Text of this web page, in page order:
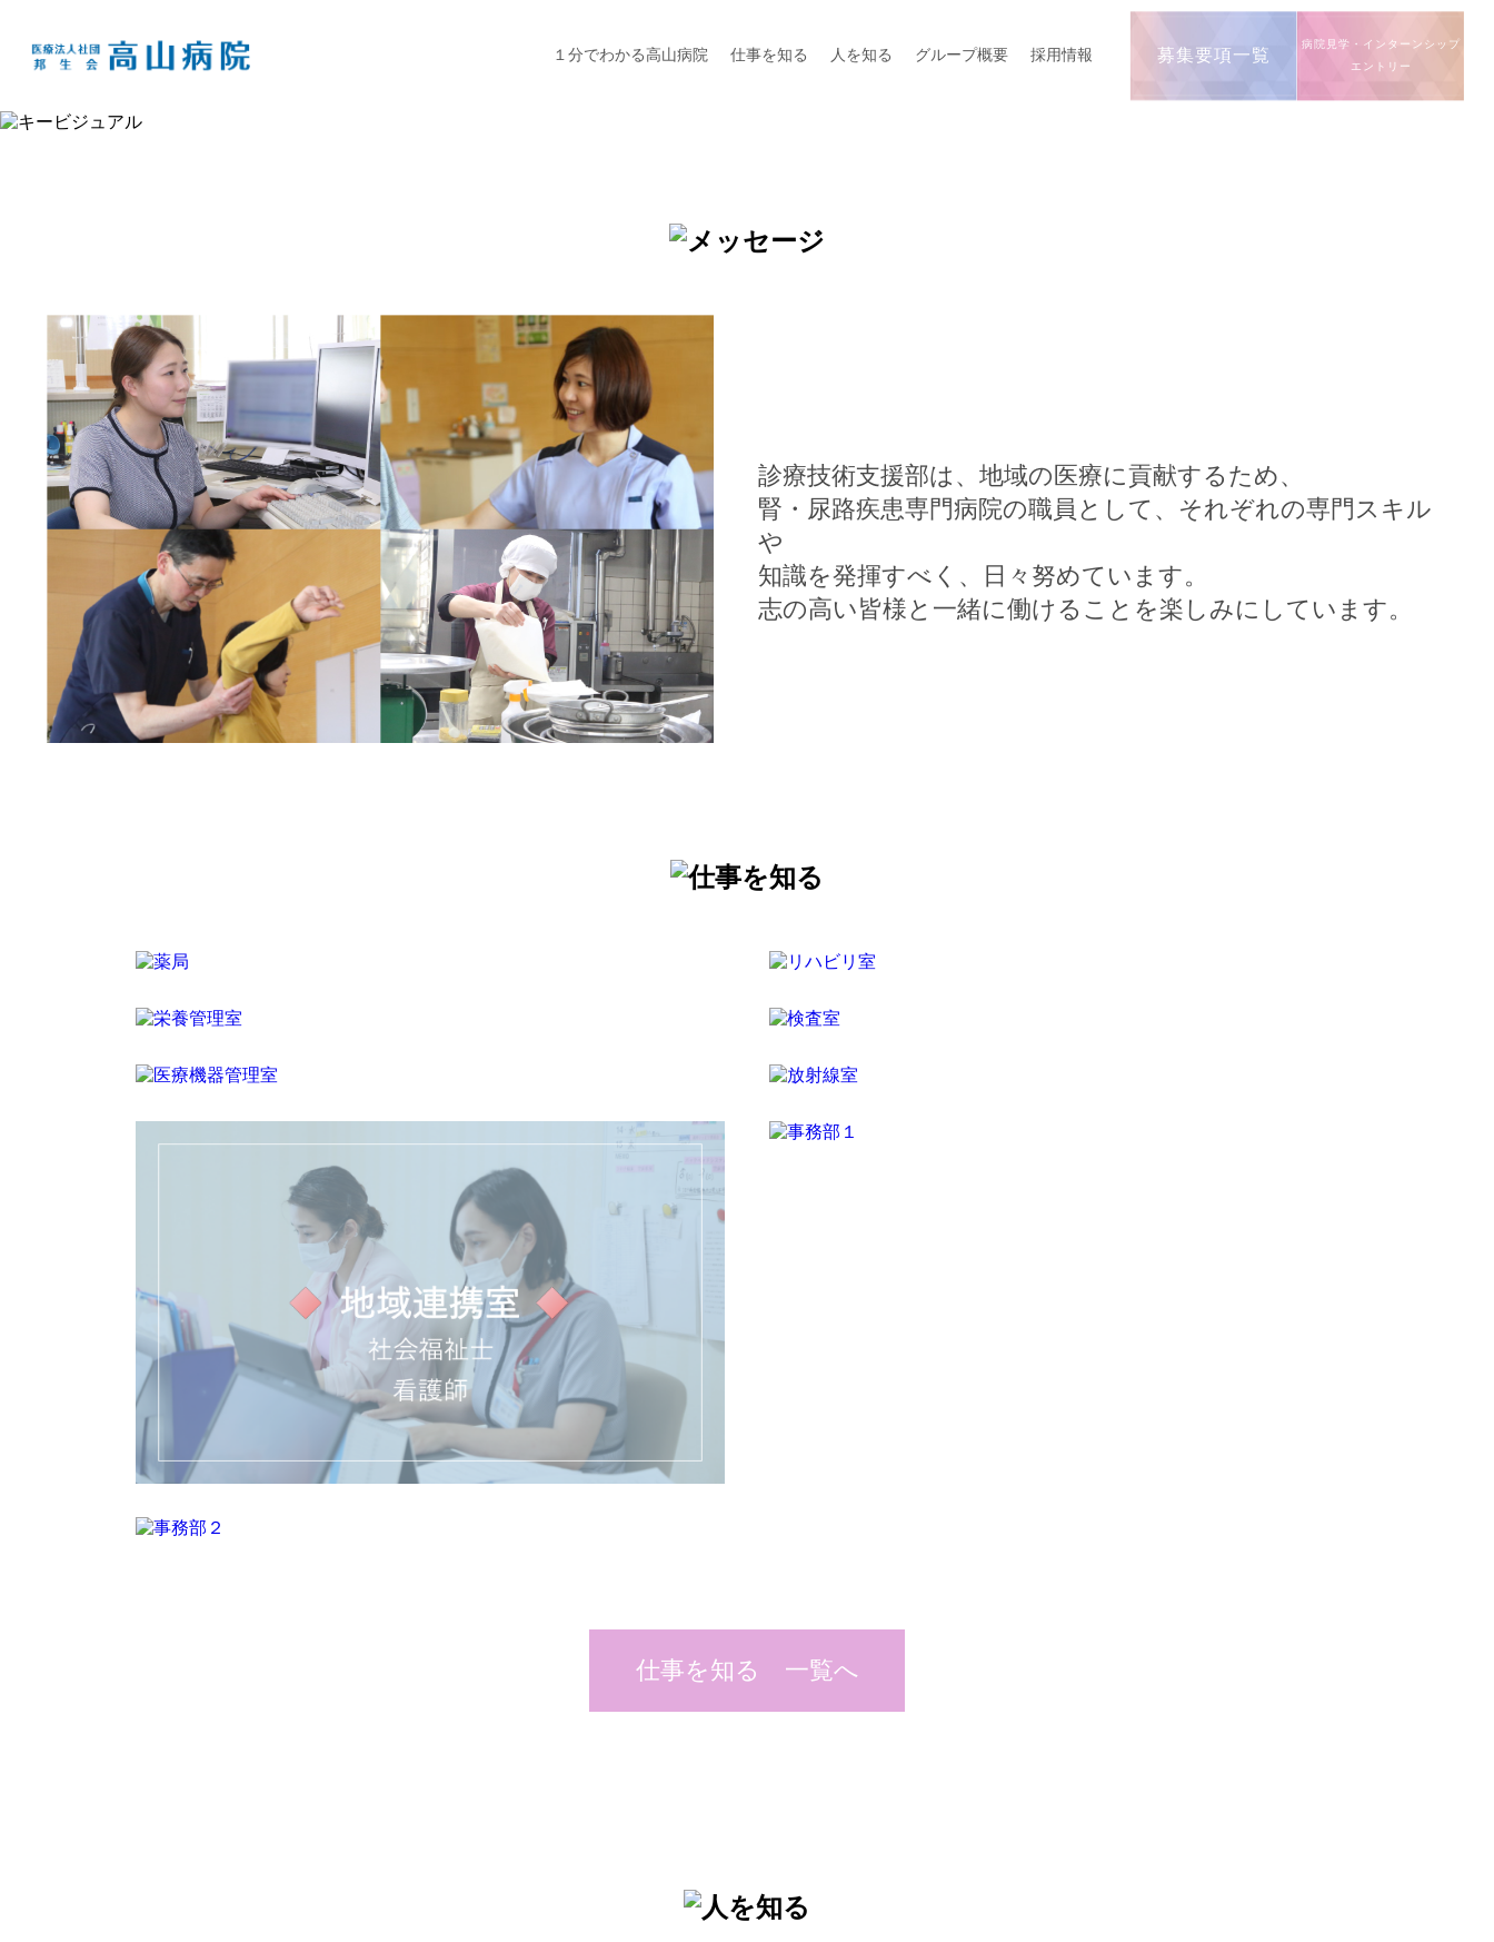
１分でわかる高山病院 仕事を知る 人を知る グループ概要 採用情報 募集要項一覧
病院見学・インターンシップ
エントリー
診療技術支援部は、地域の医療に貢献するため、
腎・尿路疾患専門病院の職員として、それぞれの専門スキル
や
知識を発揮すべく、日々努めています。
志の高い皆様と一緒に働けることを楽しみにしています。
仕事を知る 一覧へ